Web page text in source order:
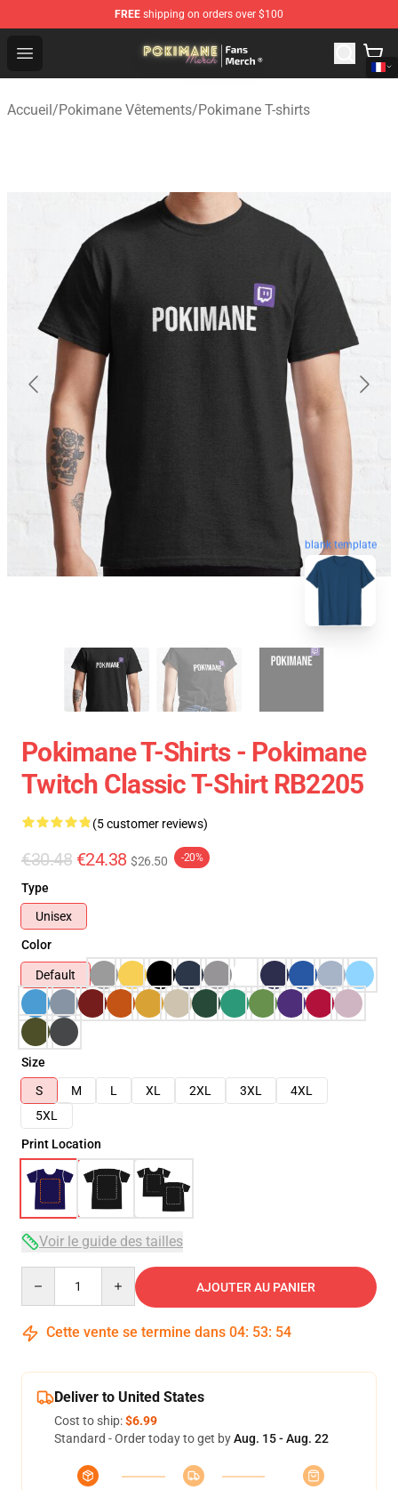
FREE shipping on orders over $100
Open menu
Pokimane Store - Official Pokimane Merchandise Shop
Accueil/Pokimane Vêtements/Pokimane T-shirts
blank template
Pokimane T-Shirts - Pokimane
Twitch Classic T-Shirt RB2205
(5 customer reviews)
€30.48 €24.38 $26.50 -20%
Type
Unisex
Color
Default
Size
S
M L XL 2XL 3XL
4XL
5XL
Print Location
Voir le guide des tailles
AJOUTER AU PANIER
Cette vente se termine dans 04: 53: 54
Deliver to United States
Cost to ship:$6.99
Standard - Order today to get byAug. 15 - Aug. 22